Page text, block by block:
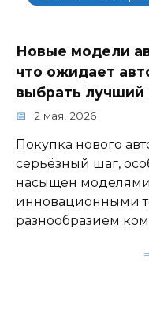
Новые модели
что ожидает
выбрать лучший
2 мая, 2026
Покупка нового
серьёзный шаг,
насыщен моделями
инновационными
разнообразием